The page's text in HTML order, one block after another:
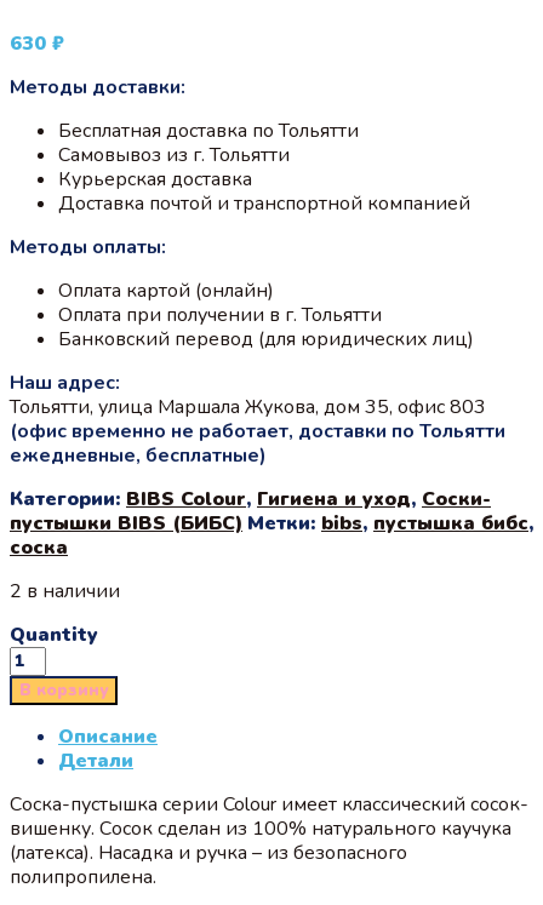
630 ₽
Методы доставки:
Бесплатная доставка по Тольятти
Самовывоз из г. Тольятти
Курьерская доставка
Доставка почтой и транспортной компанией
Методы оплаты:
Оплата картой (онлайн)
Оплата при получении в г. Тольятти
Банковский перевод (для юридических лиц)
Наш адрес:
Тольятти, улица Маршала Жукова, дом 35, офис 803
(офис временно не работает, доставки по Тольятти
ежедневные, бесплатные)
Категории: BIBS Colour, Гигиена и уход, Соски-
пустышки BIBS (БИБС) Метки: bibs, пустышка бибс,
соска
2 в наличии
Quantity
В корзину
Описание
Детали
Соска-пустышка серии Colour имеет классический сосок-
вишенку. Сосок сделан из 100% натурального каучука
(латекса). Насадка и ручка – из безопасного
полипропилена.